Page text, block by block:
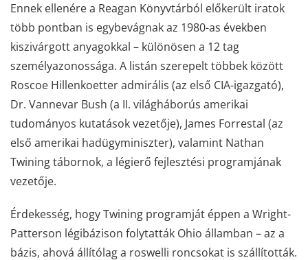
Ennek ellenére a Reagan Könyvtárból előkerült iratok
több pontban is egybevágnak az 1980-as években
kiszivárgott anyagokkal – különösen a 12 tag
személyazonossága. A listán szerepelt többek között
Roscoe Hillenkoetter admirális (az első CIA-igazgató),
Dr. Vannevar Bush (a II. világháborús amerikai
tudományos kutatások vezetője), James Forrestal (az
első amerikai hadügyminiszter), valamint Nathan
Twining tábornok, a légierő fejlesztési programjának
vezetője.
Érdekesség, hogy Twining programját éppen a Wright-
Patterson légibázison folytatták Ohio államban – az a
bázis, ahová állítólag a roswelli roncsokat is szállították.